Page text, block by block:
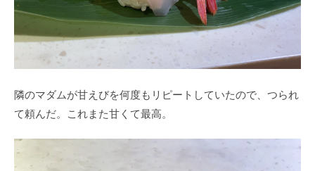
隣のマダムが甘えびを何度もリピートしていたので、つられ
て頼んだ。これまた甘くて最高。